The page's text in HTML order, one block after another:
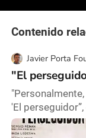
Contenido
Javier Porta
"El
'El
Jean Barnabé."
franceses-